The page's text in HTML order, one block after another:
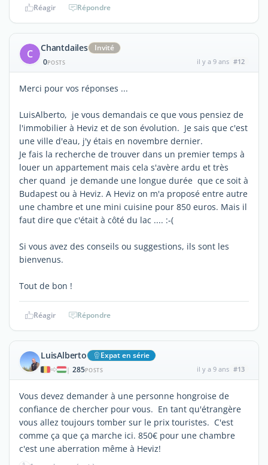
Réagir Répondre
C Chantdailes
Invité
0POSTS il y a 9 ans #12
Merci pour vos réponses ...
LuisAlberto, je vous demandais ce que vous pensiez de
l'immobilier à Heviz et de son évolution. Je sais que c'est
une ville d'eau, j'y étais en novembre dernier.
Je fais la recherche de trouver dans un premier temps à
louer un appartement mais cela s'avère ardu et très
cher quand je demande une longue durée que ce soit à
Budapest ou à Heviz. A Heviz on m'a proposé entre autre
une chambre et une mini cuisine pour 850 euros. Mais il
faut dire que c'était à côté du lac .... :-(
Si vous avez des conseils ou suggestions, ils sont les
bienvenus.
Tout de bon !
Réagir Répondre
LuisAlberto Expat en série
| 285POSTS il y a 9 ans #13
Vous devez demander à une personne hongroise de
confiance de chercher pour vous. En tant qu'étrangère
vous allez toujours tomber sur le prix touristes. C'est
comme ça que ça marche ici. 850€ pour une chambre
c'est une aberration même à Heviz!